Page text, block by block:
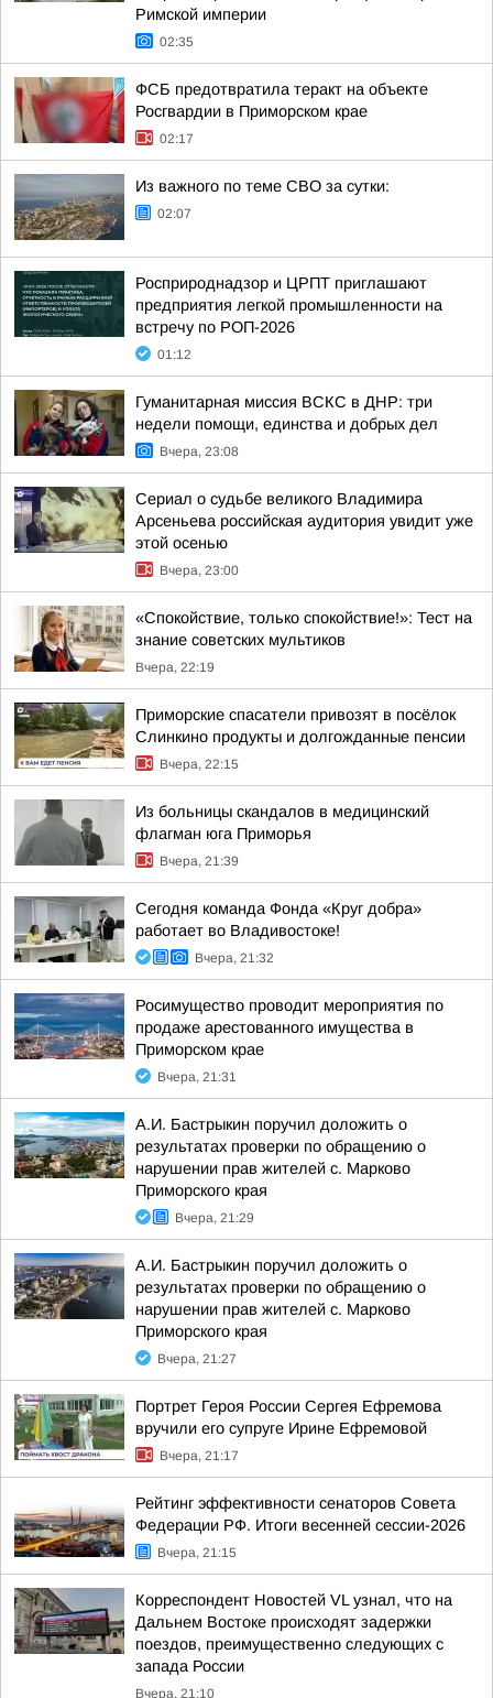
Римской империи
02:35
ФСБ предотвратила теракт на объекте
Росгвардии в Приморском крае
02:17
Из важного по теме СВО за сутки:
02:07
Росприроднадзор и ЦРПТ приглашают
предприятия легкой промышленности на
встречу по РОП-2026
01:12
Гуманитарная миссия ВСКС в ДНР: три
недели помощи, единства и добрых дел
Вчера, 23:08
Сериал о судьбе великого Владимира
Арсеньева российская аудитория увидит уже
этой осенью
Вчера, 23:00
«Спокойствие, только спокойствие!»: Тест на
знание советских мультиков
Вчера, 22:19
Приморские спасатели привозят в посёлок
Слинкино продукты и долгожданные пенсии
Вчера, 22:15
Из больницы скандалов в медицинский
флагман юга Приморья
Вчера, 21:39
Сегодня команда Фонда «Круг добра»
работает во Владивостоке!
Вчера, 21:32
Росимущество проводит мероприятия по
продаже арестованного имущества в
Приморском крае
Вчера, 21:31
А.И. Бастрыкин поручил доложить о
результатах проверки по обращению о
нарушении прав жителей с. Марково
Приморского края
Вчера, 21:29
А.И. Бастрыкин поручил доложить о
результатах проверки по обращению о
нарушении прав жителей с. Марково
Приморского края
Вчера, 21:27
Портрет Героя России Сергея Ефремова
вручили его супруге Ирине Ефремовой
Вчера, 21:17
Рейтинг эффективности сенаторов Совета
Федерации РФ. Итоги весенней сессии-2026
Вчера, 21:15
Корреспондент Новостей VL узнал, что на
Дальнем Востоке происходят задержки
поездов, преимущественно следующих с
запада России
Вчера, 21:10